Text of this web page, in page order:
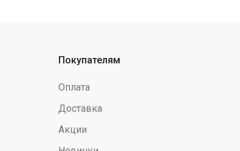
веществам, растворам кислот и
обеспечивают плотное прилегание в
течение всего рабочего дня •
обтюратором (артикул 00807)"
Покупателям
Оплата
Доставка
Акции